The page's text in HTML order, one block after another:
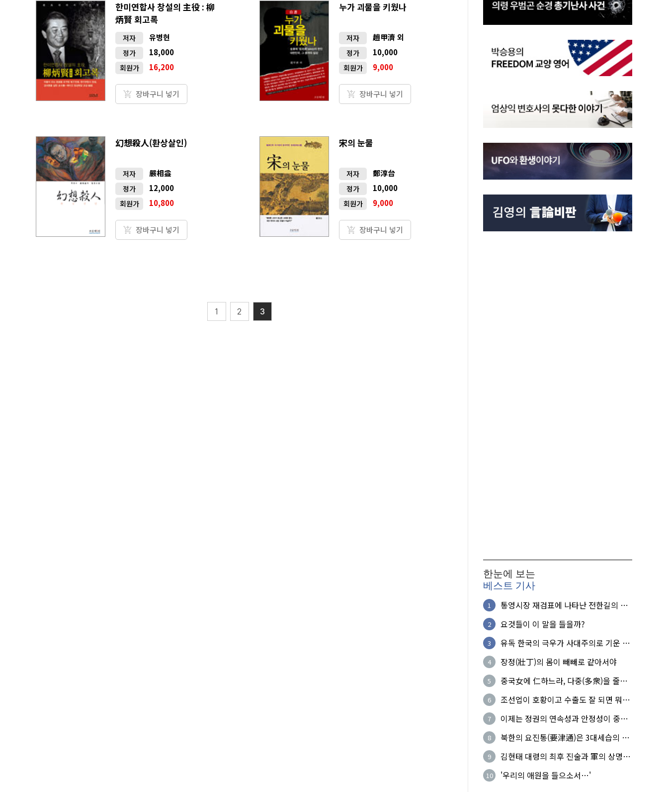
한미연합사 창설의 主役 : 柳
炳賢 회고록
저자 유병현
정가 18,000
회원가 16,200
장바구니 넣기
누가 괴물을 키웠나
저자 趙甲濟 외
정가 10,000
회원가 9,000
장바구니 넣기
幻想殺人(환상살인)
저자 嚴相益
정가 12,000
회원가 10,800
장바구니 넣기
宋의 눈물
저자 鄭淳台
정가 10,000
회원가 9,000
장바구니 넣기
1 2 3
한눈에 보는
베스트 기사
1
통영시장 재검표에 나타난 전한길의 무
2 요것들이 이 말을 들을까?
3
유독 한국의 극우가 사대주의로 기운 이
4 장정(壯丁)의 몸이 빼빼로 같아서야
5
중국女에 仁하느라, 다중(多衆)을 줄세
6
조선업이 호황이고 수출도 잘 되면 뭐하
7
이제는 정권의 연속성과 안정성이 중요
8
북한의 요진통(要津通)은 3대세습의 사
9
김현태 대령의 최후 진술과 軍의 상명하
10 '우리의 애원을 들으소서…'